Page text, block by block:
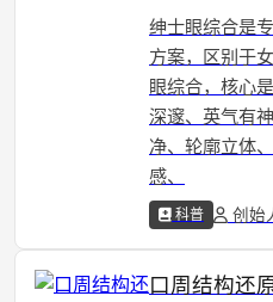
绅士眼综合是
方案，区别于
眼综合，核心
深邃、英气有
净、轮廓立体
感、
科普 创始
口周结构还